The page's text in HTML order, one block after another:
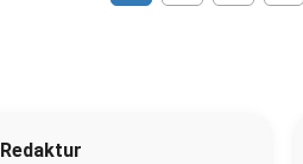
Redaktur